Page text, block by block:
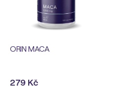
ORIN MACA
279 Kč